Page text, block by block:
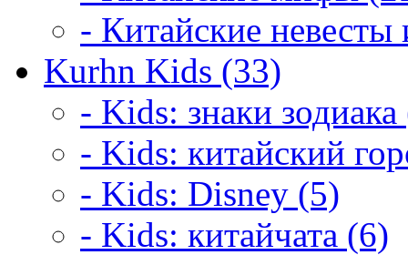
- Китайские
Kurhn Kids (33)
- Kids: знаки
- Kids: китайский
- Kids: Disney (5)
- Kids: китайчата (6)